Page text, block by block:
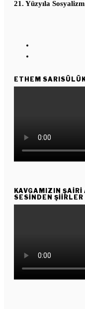
21. Yüzyıla
ETHEM
KAVGAMIZIN ŞAIRI
SESINDEN ŞIIRLER